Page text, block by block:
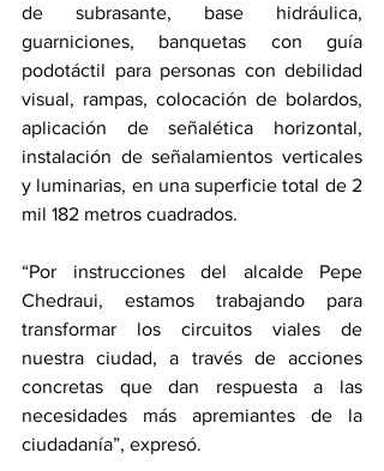
de subrasante, base hidráulica,
guarniciones, banquetas con guía
podotáctil para personas con debilidad
visual, rampas, colocación de bolardos,
aplicación de señalética horizontal,
instalación de señalamientos verticales
y luminarias, en una superficie total de 2
mil 182 metros cuadrados.
“Por instrucciones del alcalde Pepe
Chedraui, estamos trabajando para
transformar los circuitos viales de
nuestra ciudad, a través de acciones
concretas que dan respuesta a las
necesidades más apremiantes de la
ciudadanía”, expresó.